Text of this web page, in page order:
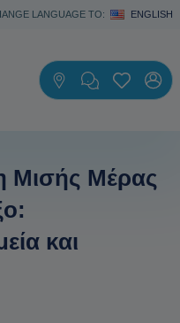
LANGUAGE TO: ENGLISH
Μισής Μέρας
και